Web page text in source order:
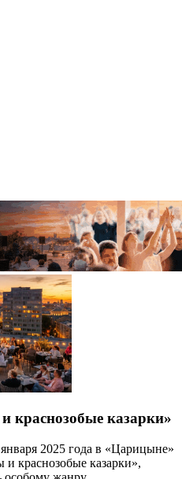
краснозобые казарки»
2025 года в «Царицыне»
краснозобые казарки»,